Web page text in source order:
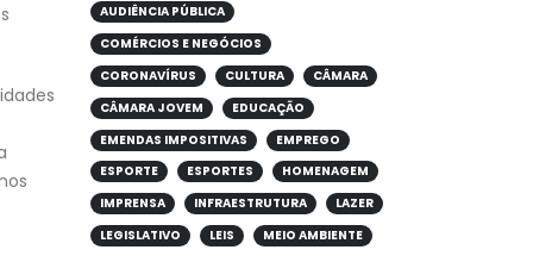
AUDIÊNCIA PÚBLICA
COMÉRCIOS E NEGÓCIOS
CORONAVÍRUS
CULTURA
CÂMARA
CÂMARA JOVEM
EDUCAÇÃO
EMENDAS IMPOSITIVAS
EMPREGO
ESPORTE
ESPORTES
HOMENAGEM
IMPRENSA
INFRAESTRUTURA
LAZER
LEGISLATIVO
LEIS
MEIO AMBIENTE